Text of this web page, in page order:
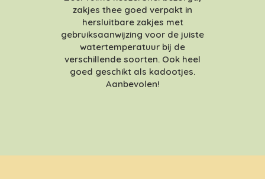
zakjes thee goed verpakt in
hersluitbare zakjes met
gebruiksaanwijzing voor de juiste
watertemperatuur bij de
verschillende soorten. Ook heel
goed geschikt als kadootjes.
Aanbevolen!